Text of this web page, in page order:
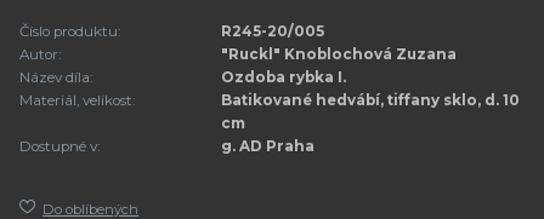
Číslo produktu:
R245-20/005
Autor:
"Ruckl" Knoblochová Zuzana
Název díla:
Ozdoba rybka I.
Materiál, velikost:
Batikované hedvábí, tiffany sklo, d. 10
cm
Dostupné v:
g. AD Praha
Do oblíbených